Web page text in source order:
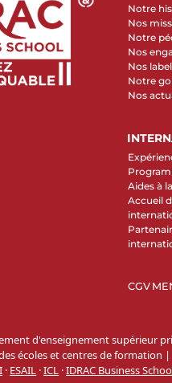
Notre
Nos
Notre
Nos
Nos
Notre
Nos
Aides à
Accueil
CGV